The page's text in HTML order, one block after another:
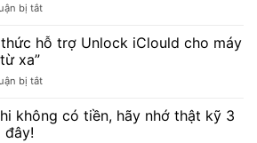
bị tắtở
APPLE
18W
C
chân
tròn
hỗ trợ Unlock iClould cho máy
xa”
bị tắtở
chính
thức
không có tiền, hãy nhớ thật kỹ 3
đây!